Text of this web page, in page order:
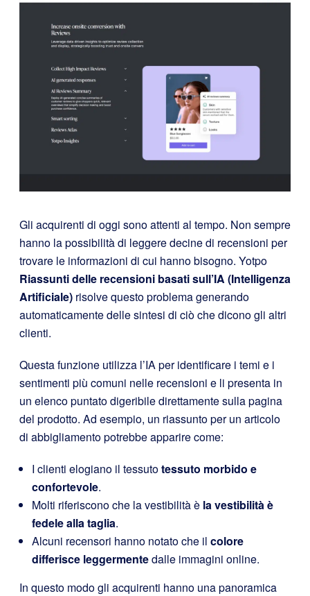
Gli acquirenti di oggi sono attenti al tempo. Non sempre
hanno la possibilità di leggere decine di recensioni per
trovare le informazioni di cui hanno bisogno. Yotpo
Riassunti delle recensioni basati sull’IA (Intelligenza
Artificiale) risolve questo problema generando
automaticamente delle sintesi di ciò che dicono gli altri
clienti.
Questa funzione utilizza l’IA per identificare i temi e i
sentimenti più comuni nelle recensioni e li presenta in
un elenco puntato digeribile direttamente sulla pagina
del prodotto. Ad esempio, un riassunto per un articolo
di abbigliamento potrebbe apparire come:
I clienti elogiano il tessutotessuto morbido e
confortevole.
Molti riferiscono che la vestibilità è la vestibilità è
fedele alla taglia.
Alcuni recensori hanno notato che il colore
differisce leggermentedalle immagini online.
In questo modo gli acquirenti hanno una panoramica